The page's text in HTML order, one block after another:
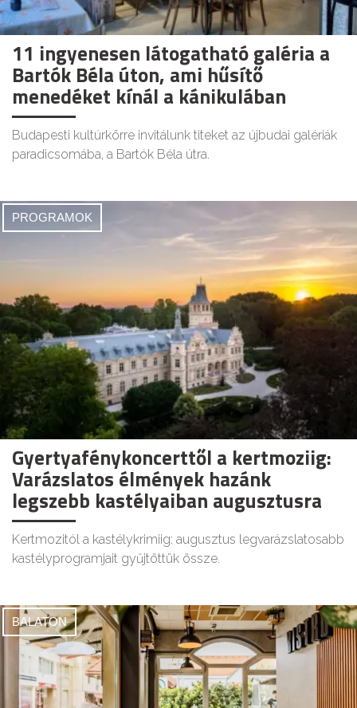
11 ingyenesen látogatható galéria a
Bartók Béla úton, ami hűsítő
menedéket kínál a kánikulában
Budapesti kultúrkörre invitálunk titeket az újbudai galériák
paradicsomába, a Bartók Béla útra.
PROGRAMOK
Gyertyafénykoncerttől a kertmoziig:
Varázslatos élmények hazánk
legszebb kastélyaiban augusztusra
Kertmozitól a kastélykrimiig: augusztus legvarázslatosabb
kastélyprogramjait gyűjtöttük össze.
BALATON